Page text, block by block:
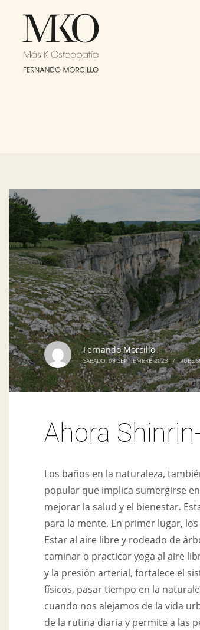
Fernando Morcillo
SÁBADO, 09 SEPTIEMBRE 2023 /
Ahora
Los baños en la naturaleza,
popular que implica sumergirse
mejorar la salud y el bienestar.
para la mente. En primer lugar,
Estar al aire libre y rodeado de
caminar o practicar yoga al aire
y la presión arterial, fortalece el
físicos, pasar tiempo en la
cuando nos alejamos de la vida
de la rutina diaria y permite a las